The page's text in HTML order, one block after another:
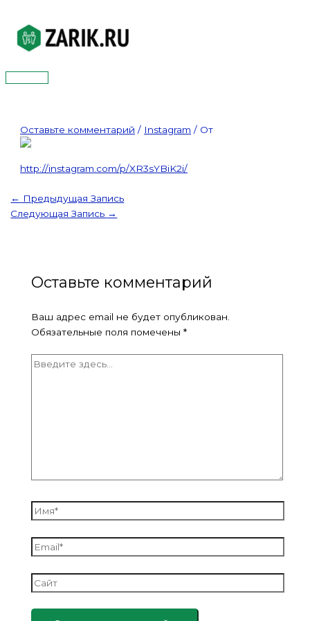
содержимому
Главное
Оставьте комментарий / Instagram / От
http://instagram.com/p/XR3sYBiK2i/
← Предыдущая Запись
Следующая Запись →
Оставьте комментарий
Ваш адрес email не будет опубликован.
Обязательные поля помечены *
Введите
Имя*
Email*
Сайт